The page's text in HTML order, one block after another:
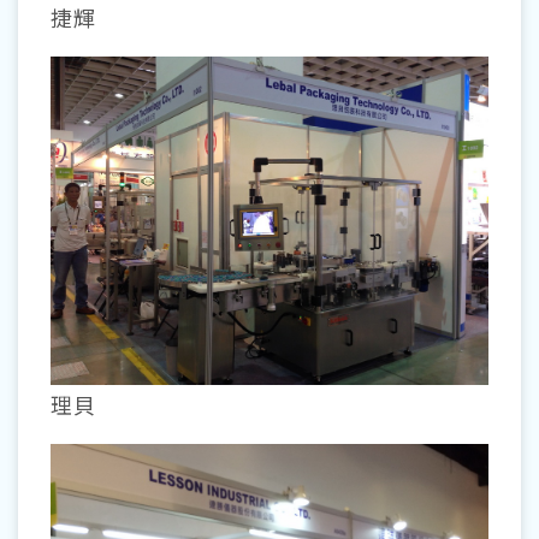
捷輝
理貝